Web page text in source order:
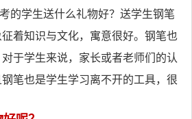
的学生送什么礼物好？送学生钢笔
着知识与文化，寓意很好。钢笔也
于学生来说，家长或者老师们的认
笔也是学生学习离不开的工具，很